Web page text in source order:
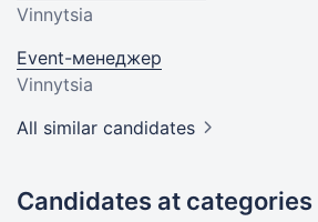
Vinnytsia
Event-менеджер
Vinnytsia
All similar candidates
Candidates at categories